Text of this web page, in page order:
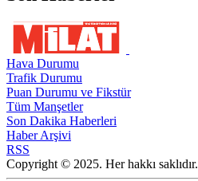
Hava Durumu
Trafik Durumu
Puan Durumu ve Fikstür
Tüm Manşetler
Son Dakika Haberleri
Haber Arşivi
RSS
Copyright © 2025. Her hakkı saklıdır.